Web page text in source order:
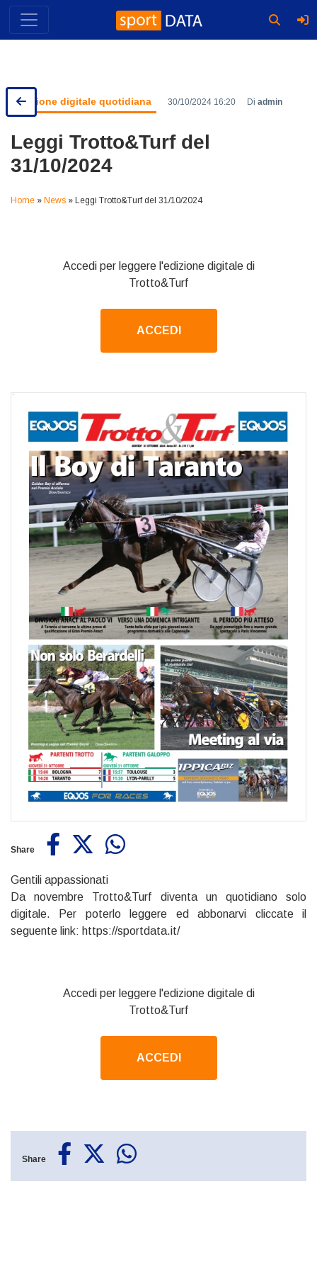
Skip
content
Edizione digitale quotidiana 30/10/2024 16:20 Di admin
Leggi Trotto&Turf del
31/10/2024
Home » News » Leggi Trotto&Turf del 31/10/2024
Accedi per leggere l'edizione digitale di
Trotto&Turf
ACCEDI
Share
Gentili appassionati
Da novembre Trotto&Turf diventa un quotidiano solo
digitale. Per poterlo leggere ed abbonarvi cliccate il
seguente link: https://sportdata.it/
Accedi per leggere l'edizione digitale di
Trotto&Turf
ACCEDI
Share